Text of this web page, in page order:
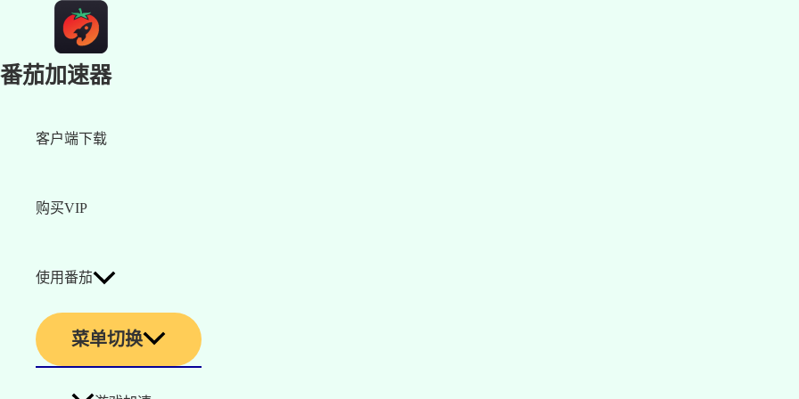
番茄加速器
客户端下载
购买VIP
使用番茄
菜单切换